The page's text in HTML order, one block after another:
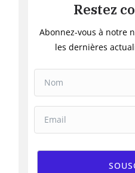
Restez
Abonnez-vous à notre
les dernières